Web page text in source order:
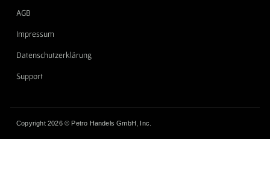
AGB
Impressum
Datenschutzerklärung
Support
Copyright 2026 © Petro Handels GmbH, Inc.